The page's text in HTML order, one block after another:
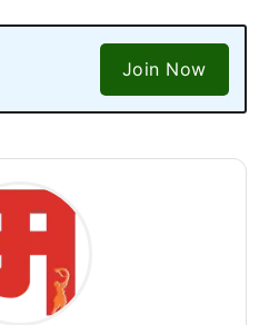
Join Now